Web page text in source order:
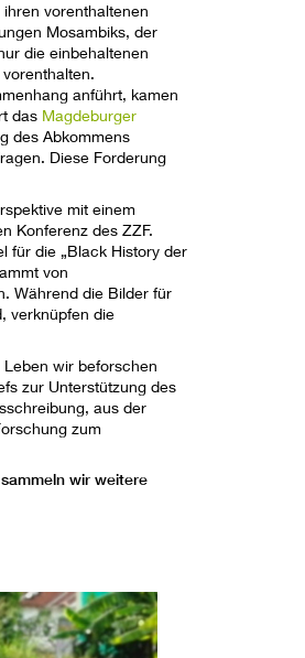
vorenthaltenen
Mosambiks, der
die einbehaltenen
anführt, kamen
das Magdeburger
des Abkommens
Diese Forderung
mit einem
Konferenz des ZZF.
für die „Black History der
von
Während die Bilder für
verknüpfen die
wir beforschen
zur Unterstützung des
aus der
zum
wir weitere